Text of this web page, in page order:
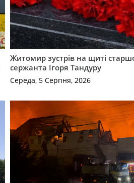
Житомир зустрів на щиті
сержанта Ігоря Тандуру
Середа, 5 Серпня, 2026